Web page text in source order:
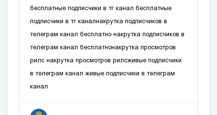
бесплатные подписчики в тг каналбесплатные
подписчики в тг каналнакрутка подписчиков в
телеграм канал бесплатнонакрутка подписчиков в
телеграм канал бесплатнонакрутка просмотров
рилснакрутка просмотров рилсживые подписчики
в телеграм каналживые подписчики в телеграм
канал